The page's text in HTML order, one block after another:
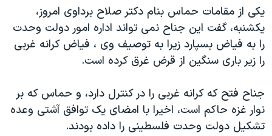
دادگاه حمید نوری
چهل سال گروگان‌گیری
قانون شفافیت دارائی کادر رهبری ایران
اسرائیل در جنگ
نرگس محمدی برنده جایزه نوبل صلح
يکی از مقامات حماس بنام دکتر صلاح برداوی امروز،
يکشنبه، گفت اين جناح نمی تواند اداره امور دولت وحدت
را به فياض بسپارد زيرا به توصيف وی ، فياض کرانه غربی
را زير باری سنگين از قرض غرق کرده است.
جناح فتح که کرانه غربی را در کنترل دارد، و حماس که بر
نوار غزه حاکم است، اخيرا با امضای يک توافق آشتی وعده
تشکيل دولت وحدت فلسطينی را داده بودند.